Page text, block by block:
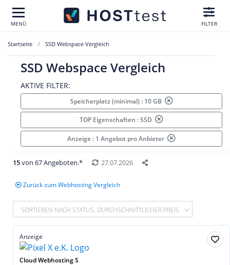
MENÜ FILTER
Startseite SSD Webspace Vergleich
SSD Webspace Vergleich
AKTIVE FILTER:
Speicherplatz (minimal) : 10 GB
TOP Eigenschaften : SSD
Anzeige : 1 Angebot pro Anbieter
15von 67 Angeboten.* 27.07.2026
Zurück zum Webhosting Vergleich
SORTIEREN NACH STATUS, DURCHSCHNITTLICHER PREIS
Anzeige
Cloud Webhosting S